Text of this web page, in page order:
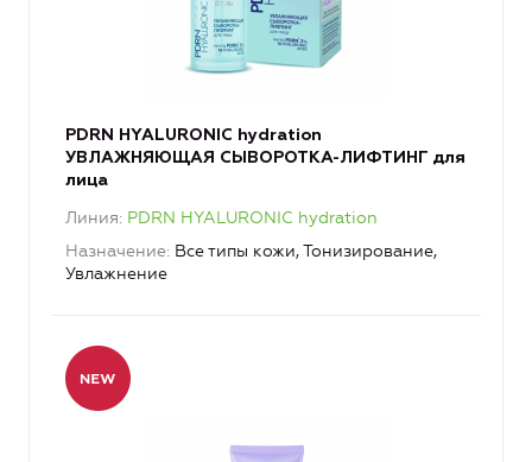
PDRN HYALURONIC hydration
УВЛАЖНЯЮЩАЯ СЫВОРОТКА-ЛИФТИНГ для
лица
Линия PDRN HYALURONIC hydration
Назначение Все типы кожи, Тонизирование,
Увлажнение